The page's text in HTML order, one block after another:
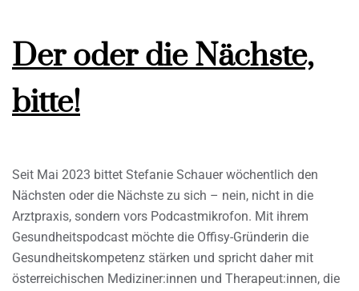
Der oder die Nächste,
bitte!
Seit Mai 2023 bittet Stefanie Schauer wöchentlich den
Nächsten oder die Nächste zu sich – nein, nicht in die
Arztpraxis, sondern vors Podcastmikrofon. Mit ihrem
Gesundheitspodcast möchte die Offisy-Gründerin die
Gesundheitskompetenz stärken und spricht daher mit
österreichischen Mediziner:innen und Therapeut:innen, die